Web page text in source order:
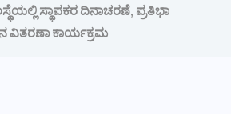
ಸ್ಥಾಪಕರ ದಿನಾಚರಣೆ, ಪ್ರತಿಭಾ
ವಿತರಣಾ ಕಾರ್ಯಕ್ರಮ